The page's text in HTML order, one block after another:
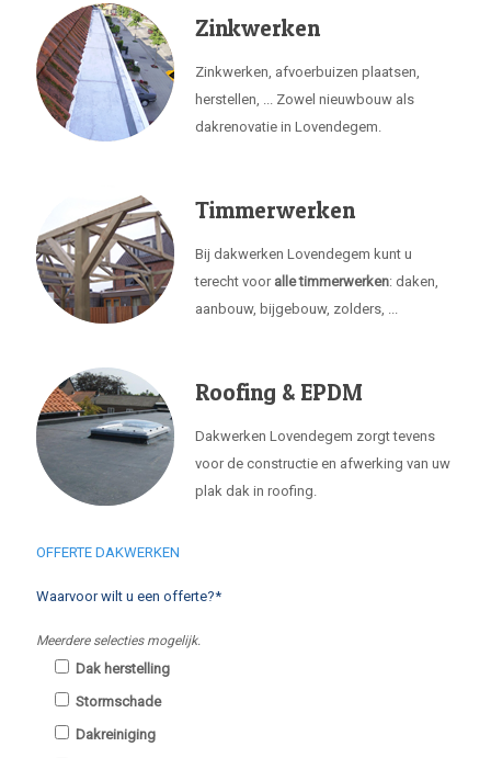
Zinkwerken
Zinkwerken, afvoerbuizen plaatsen,
herstellen, ... Zowel nieuwbouw als
dakrenovatie in Lovendegem.
Timmerwerken
Bij dakwerken Lovendegem kunt u
terecht voor alle timmerwerken: daken,
aanbouw, bijgebouw, zolders, ...
Roofing & EPDM
Dakwerken Lovendegem zorgt tevens
voor de constructie en afwerking van uw
plak dak in roofing.
OFFERTE DAKWERKEN
Waarvoor wilt u een offerte?*
Meerdere selecties mogelijk.
Dak herstelling
Stormschade
Dakreiniging